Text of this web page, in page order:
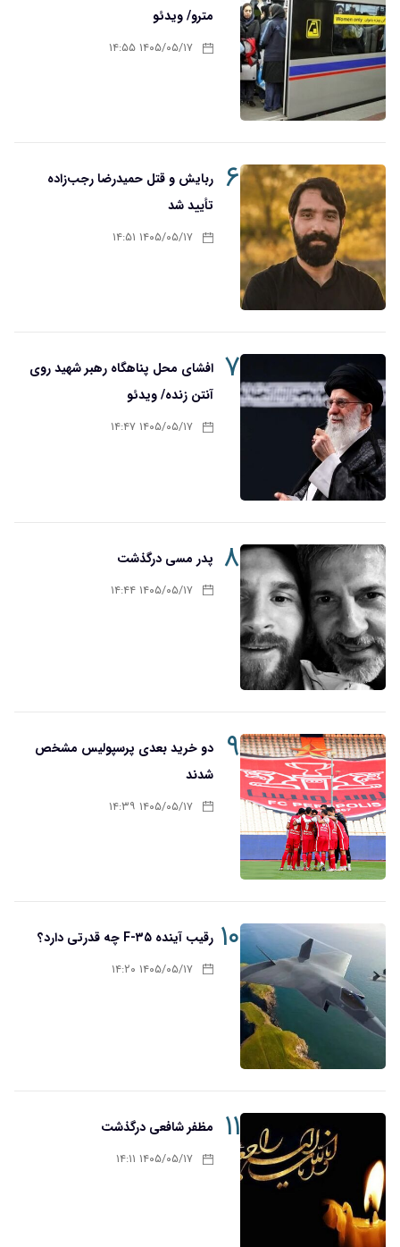
مترو/ ویدئو
۱۴۰۵/۰۵/۱۷ ۱۴:۵۵
۶
ربایش و قتل حمیدرضا رجب‌زاده
تأیید شد
۱۴۰۵/۰۵/۱۷ ۱۴:۵۱
۷ افشای محل پناهگاه‌ رهبر شهید روی
آنتن زنده/ ویدئو
۱۴۰۵/۰۵/۱۷ ۱۴:۴۷
۸ پدر مسی درگذشت
۱۴۰۵/۰۵/۱۷ ۱۴:۴۴
۹
دو خرید بعدی پرسپولیس مشخص
شدند
۱۴۰۵/۰۵/۱۷ ۱۴:۳۹
۱۰ رقیب آینده F-۳۵ چه قدرتی دارد؟
۱۴۰۵/۰۵/۱۷ ۱۴:۲۰
۱۱ مظفر شافعی درگذشت
۱۴۰۵/۰۵/۱۷ ۱۴:۱۱